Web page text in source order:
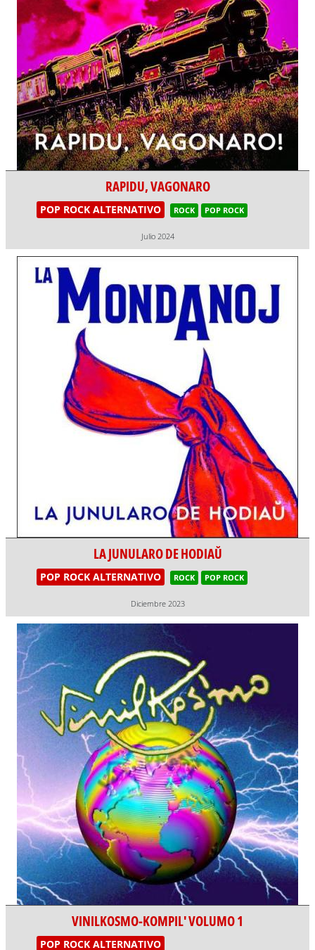
RAPIDU, VAGONARO
POP ROCK ALTERNATIVO ROCK POP ROCK
Julio 2024
LA JUNULARO DE HODIAŬ
POP ROCK ALTERNATIVO ROCK POP ROCK
Diciembre 2023
VINILKOSMO-KOMPIL' VOLUMO 1
POP ROCK ALTERNATIVO